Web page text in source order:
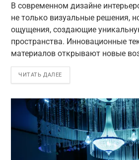
В современном дизайне
не только визуальные решения,
ощущения, создающие
пространства. Инновационные
материалов открывают новые
ЧИТАТЬ ДАЛЕЕ